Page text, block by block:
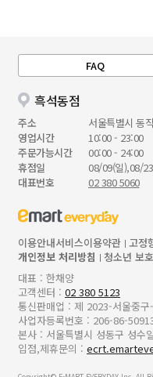
FAQ
흑석동점
주소
서울특별시 동
영업시간
10:00 - 23:00
주문가능시간
00:00 - 24:00
휴점일
08/09(일),08/
대표번호
02 380 5060
이용안내서비스이용약관 고정
개인정보 처리방침
청소년 보
대표 : 한채양
고객센터 : 02 380 5123
통신판매업 : 제 2023-서울중구
사업자등록번호 : 206-86-
본사 : 서울특별시 성동구 성수
입점,제휴문의 :